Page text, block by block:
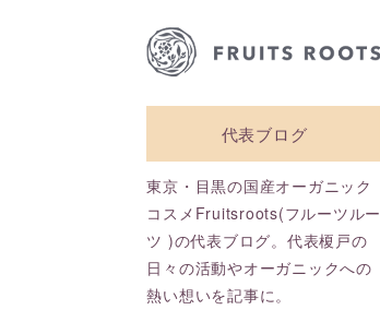
代表ブログ
東京・目黒の国産オーガニック
コスメFruitsroots(フルーツルー
ツ )の代表ブログ。代表榎戸の
日々の活動やオーガニックへの
熱い想いを記事に。